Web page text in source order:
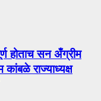
होताच सन अँग्रीम
कांबळे राज्याध्यक्ष